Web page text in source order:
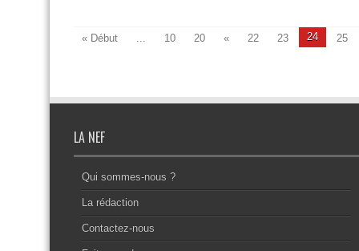
« Début ... 10 20 « 22 23 24 25
LA NEF
Qui sommes-nous ?
La rédaction
Contactez-nous